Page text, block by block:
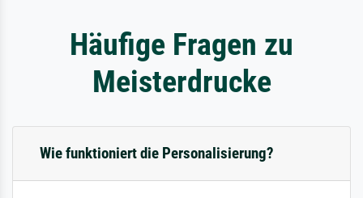
Häufige Fragen zu
Meisterdrucke
Wie funktioniert die Personalisierung?